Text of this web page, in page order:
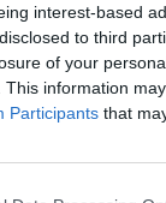
interest-based
to third
of your
This information
Participants that
ενός
απειλής